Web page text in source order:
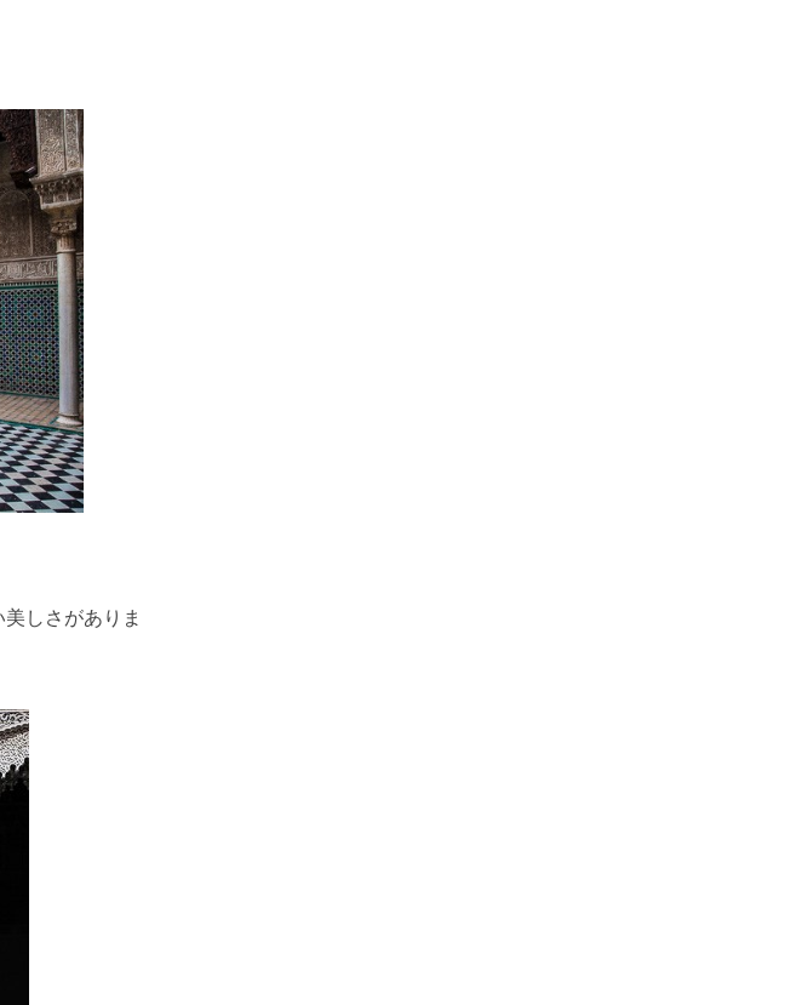
しさがありま